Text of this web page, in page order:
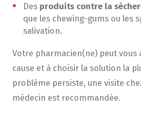
Des produits contre la
que les chewing-gums ou les
salivation.
Votre pharmacien(ne) peut vous
cause et à choisir la solution la
problème persiste, une visite
médecin est recommandée.